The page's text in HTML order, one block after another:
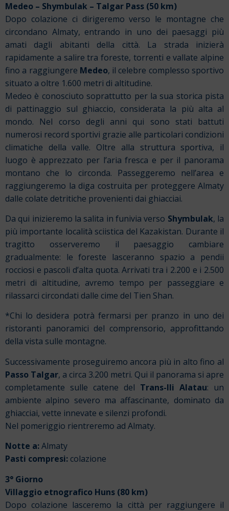
Medeo – Shymbulak – Talgar Pass (50 km)
Dopo colazione ci dirigeremo verso le montagne che
circondano Almaty, entrando in uno dei paesaggi più
amati dagli abitanti della città. La strada inizierà
rapidamente a salire tra foreste, torrenti e vallate alpine
fino a raggiungere Medeo, il celebre complesso sportivo
situato a oltre 1.600 metri di altitudine.
Medeo è conosciuto soprattutto per la sua storica pista
di pattinaggio sul ghiaccio, considerata la più alta al
mondo. Nel corso degli anni qui sono stati battuti
numerosi record sportivi grazie alle particolari condizioni
climatiche della valle. Oltre alla struttura sportiva, il
luogo è apprezzato per l’aria fresca e per il panorama
montano che lo circonda. Passeggeremo nell’area e
raggiungeremo la diga costruita per proteggere Almaty
dalle colate detritiche provenienti dai ghiacciai.
Da qui inizieremo la salita in funivia verso Shymbulak, la
più importante località sciistica del Kazakistan. Durante il
tragitto osserveremo il paesaggio cambiare
gradualmente: le foreste lasceranno spazio a pendii
rocciosi e pascoli d’alta quota. Arrivati tra i 2.200 e i 2.500
metri di altitudine, avremo tempo per passeggiare e
rilassarci circondati dalle cime del Tien Shan.
*Chi lo desidera potrà fermarsi per pranzo in uno dei
ristoranti panoramici del comprensorio, approfittando
della vista sulle montagne.
Successivamente proseguiremo ancora più in alto fino al
Passo Talgar, a circa 3.200 metri. Qui il panorama si apre
completamente sulle catene del Trans-Ili Alatau: un
ambiente alpino severo ma affascinante, dominato da
ghiacciai, vette innevate e silenzi profondi.
Nel pomeriggio rientreremo ad Almaty.
Notte a:Almaty
Pasti compresi: colazione
3° Giorno
Villaggio etnografico Huns (80 km)
Dopo colazione lasceremo la città per raggiungere il